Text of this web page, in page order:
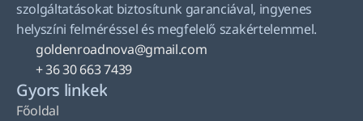
szolgáltatásokat biztosítunk garanciával, ingyenes
helyszíni felméréssel és megfelelő szakértelemmel.
goldenroadnova@gmail.com
+ 36 30 663 7439
Gyors linkek
Főoldal